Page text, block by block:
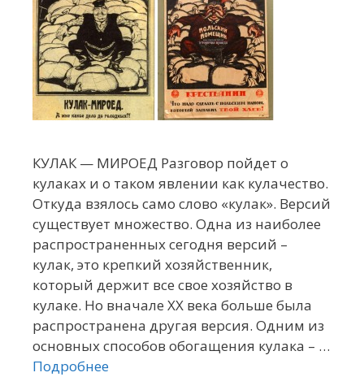
КУЛАК — МИРОЕД Разговор пойдет о
кулаках и о таком явлении как кулачество.
Откуда взялось само слово «кулак». Версий
существует множество. Одна из наиболее
распространенных сегодня версий –
кулак, это крепкий хозяйственник,
который держит все свое хозяйство в
кулаке. Но вначале ХХ века больше была
распространена другая версия. Одним из
основных способов обогащения кулака – …
Подробнее